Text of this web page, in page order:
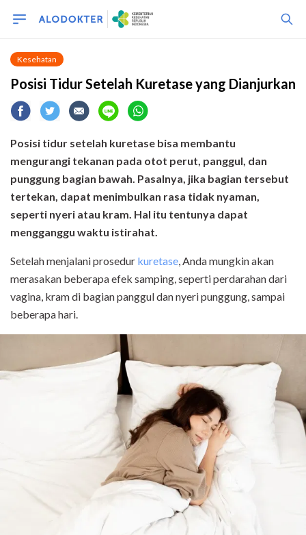
Kesehatan
Posisi Tidur Setelah Kuretase yang Dianjurkan
Posisi tidur setelah kuretase bisa membantu
mengurangi tekanan pada otot perut, panggul, dan
punggung bagian bawah. Pasalnya, jika bagian tersebut
tertekan, dapat menimbulkan rasa tidak nyaman,
seperti nyeri atau kram. Hal itu tentunya dapat
mengganggu waktu istirahat.
Setelah menjalani prosedur kuretase, Anda mungkin akan
merasakan beberapa efek samping, seperti perdarahan dari
vagina, kram di bagian panggul dan nyeri punggung, sampai
beberapa hari.